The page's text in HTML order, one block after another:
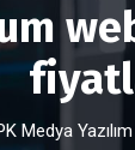
Medya